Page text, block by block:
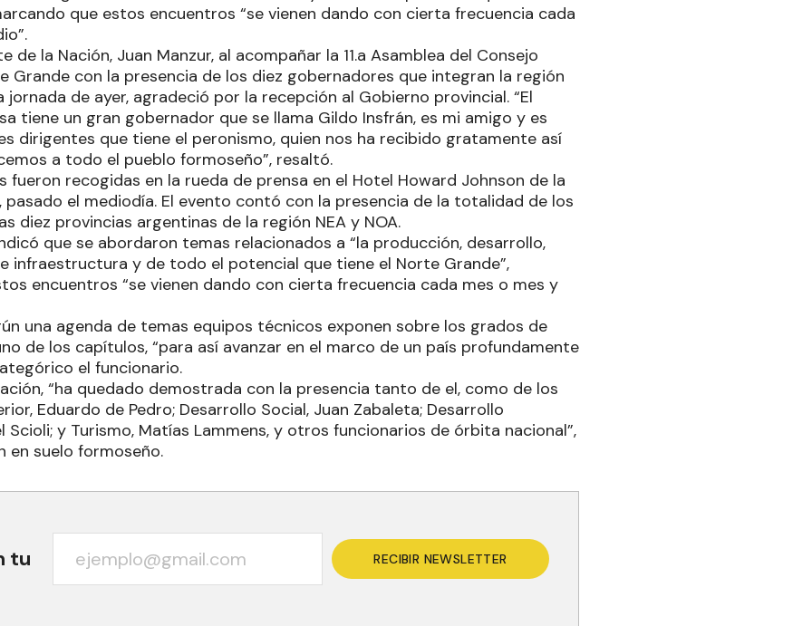
que estos encuentros “se vienen dando con cierta frecuencia cada
de la Nación, Juan Manzur, al acompañar la 11.a Asamblea del Consejo
Grande con la presencia de los diez gobernadores que integran la región
jornada de ayer, agradeció por la recepción al Gobierno provincial. “El
tiene un gran gobernador que se llama Gildo Insfrán, es mi amigo y es
dirigentes que tiene el peronismo, quien nos ha recibido gratamente así
a todo el pueblo formoseño”, resaltó.
fueron recogidas en la rueda de prensa en el Hotel Howard Johnson de la
el mediodía. El evento contó con la presencia de la totalidad de los
diez provincias argentinas de la región NEA y NOA.
que se abordaron temas relacionados a “la producción, desarrollo,
infraestructura y de todo el potencial que tiene el Norte Grande”,
encuentros “se vienen dando con cierta frecuencia cada mes o mes y
una agenda de temas equipos técnicos exponen sobre los grados de
de los capítulos, “para así avanzar en el marco de un país profundamente
el funcionario.
“ha quedado demostrada con la presencia tanto de el, como de los
Eduardo de Pedro; Desarrollo Social, Juan Zabaleta; Desarrollo
Scioli; y Turismo, Matías Lammens, y otros funcionarios de órbita nacional”,
en suelo formoseño.
tu RECIBIR NEWSLETTER